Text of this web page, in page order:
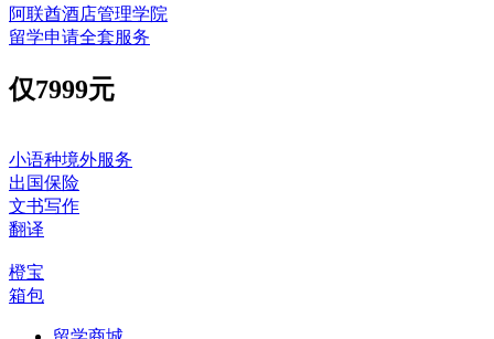
阿联酋酒店管理学院
留学申请全套服务
仅7999元
小语种境外服务
出国保险
文书写作
翻译
橙宝
箱包